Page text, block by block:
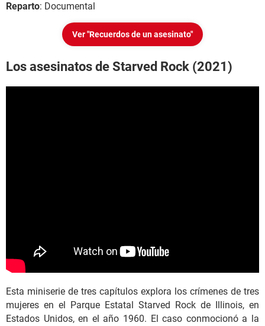
Reparto: Documental
Ver "Recuerdos de un asesinato"
Los asesinatos de Starved Rock (2021)
Esta miniserie de tres capítulos explora los crímenes de tres
mujeres en el Parque Estatal Starved Rock de Illinois, en
Estados Unidos, en el año 1960. El caso conmocionó a la